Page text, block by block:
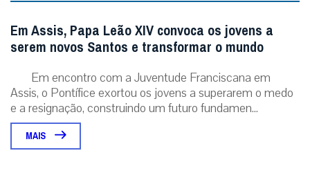
Em Assis, Papa Leão XIV convoca os jovens a
serem novos Santos e transformar o mundo
Em encontro com a Juventude Franciscana em
Assis, o Pontífice exortou os jovens a superarem o medo
e a resignação, construindo um futuro fundamen...
MAIS